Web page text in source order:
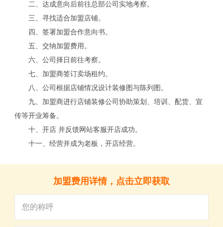
二、达成意向后前往总部公司实地考察。
三、寻找适合加盟店铺。
四、签署加盟合作意向书。
五、交纳加盟费用。
六、公司择日前往考察。
七、加盟商签订卖场租约。
八、公司根据店铺情况设计装修图与陈列图。
九、加盟商进行店铺装修公司协助策划、培训、配货、宣
传等开业筹备。
十、开店 并反馈网站客服开店成功。
十一、经营并成为老板，开店经营。
加盟费用详情，点击立即获取